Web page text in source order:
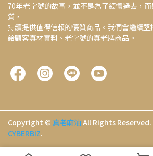
70年老字號的故事，並不是為了緬懷過去，
質，
持續提供值得信賴的優質商品。我們會繼續
給顧客真材實料、老字號的真老牌商品。
Copyright © 真老麻油All Rights Reserved.
CYBERBIZ.